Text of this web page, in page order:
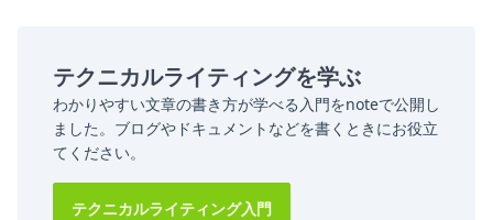
テクニカルライティングを学ぶ
わかりやすい文章の書き方が学べる入門をnoteで公開し
ました。ブログやドキュメントなどを書くときにお役立
てください。
テクニカルライティング入門